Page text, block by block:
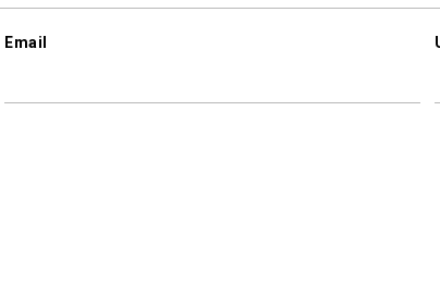
Email